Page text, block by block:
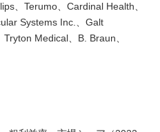
、Terumo、Cardinal Health、
Systems Inc.、Galt
Medical、B. Braun、